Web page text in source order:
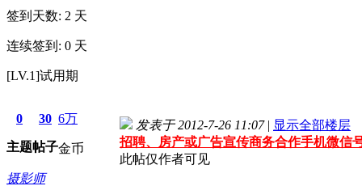
签到天数: 2 天
连续签到: 0 天
[LV.1]试用期
0
主题
30
帖子
6万
金币
摄影师
发表于 2012-7-26 11:07 | 显示全部楼层
招聘、房产或广告宣传商务合作手机微信
此帖仅作者可见